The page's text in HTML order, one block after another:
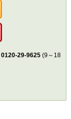
Amazonで購入
楽天で購入
0120-29-9625 (9～18